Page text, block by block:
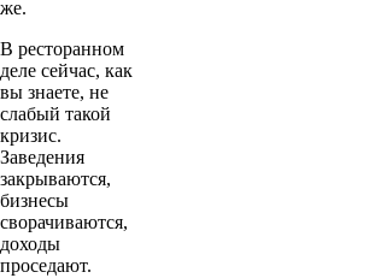
же.
В ресторанном
деле сейчас, как
вы знаете, не
слабый такой
кризис.
Заведения
закрываются,
бизнесы
сворачиваются,
доходы
проседают.